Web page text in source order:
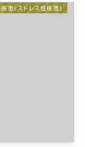
患(ストレス性疾患)